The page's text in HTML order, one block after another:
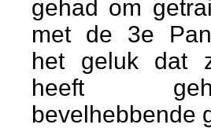
gehad om
met de 3e
het geluk dat
heeft
bevelhebbende